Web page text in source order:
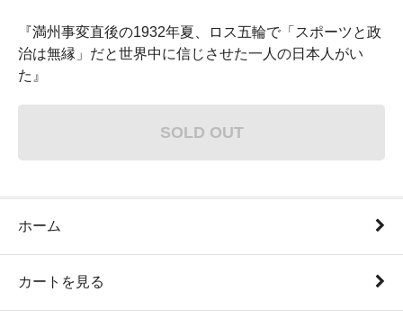
『満州事変直後の1932年夏、ロス五輪で「スポーツと政
治は無縁」だと世界中に信じさせた一人の日本人がい
た』
SOLD OUT
ホーム
カートを見る